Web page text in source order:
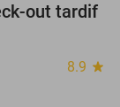
50%
out tardif
8.9 star